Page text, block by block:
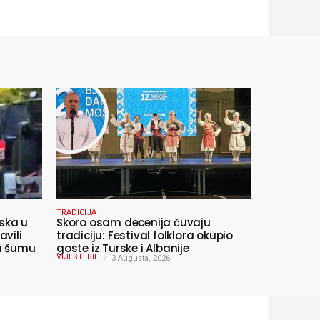
u
šumu
TRADICIJA
Skoro osam decenija čuvaju
tradiciju: Festival folklora okupio
goste iz Turske i Albanije
VIJESTI BIH 3 Augusta, 2026